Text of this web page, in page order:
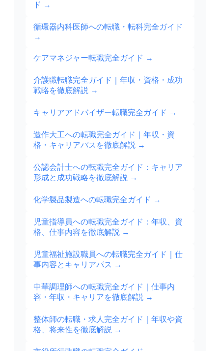
ド →
循環器内科医師への転職・転科完全ガイド
→
ケアマネジャー転職完全ガイド →
介護職転職完全ガイド｜年収・資格・成功
戦略を徹底解説 →
キャリアアドバイザー転職完全ガイド →
造作大工への転職完全ガイド｜年収・資
格・キャリアパスを徹底解説 →
公認会計士への転職完全ガイド：キャリア
形成と成功戦略を徹底解説 →
化学製品製造への転職完全ガイド →
児童指導員への転職完全ガイド：年収、資
格、仕事内容を徹底解説 →
児童福祉施設職員への転職完全ガイド｜仕
事内容とキャリアパス →
中華調理師への転職完全ガイド｜仕事内
容・年収・キャリアを徹底解説 →
整体師の転職・求人完全ガイド｜年収や資
格、将来性を徹底解説 →